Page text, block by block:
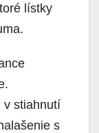
lístky
v stiahnutí
s